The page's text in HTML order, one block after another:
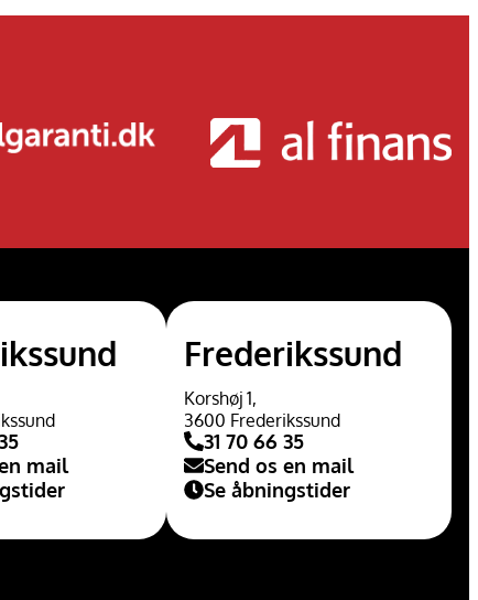
mail
Frederikssund
Korshøj 1,
3600 Frederikssund
31 70 66 35
Send os en mail
Se åbningstider